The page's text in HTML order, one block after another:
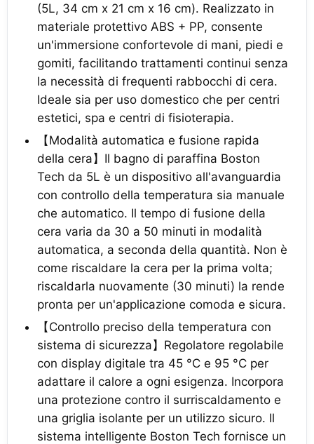
(5L, 34 cm x 21 cm x 16 cm). Realizzato in
materiale protettivo ABS + PP, consente
un'immersione confortevole di mani, piedi e
gomiti, facilitando trattamenti continui senza
la necessità di frequenti rabbocchi di cera.
Ideale sia per uso domestico che per centri
estetici, spa e centri di fisioterapia.
【Modalità automatica e fusione rapida
della cera】Il bagno di paraffina Boston
Tech da 5L è un dispositivo all'avanguardia
con controllo della temperatura sia manuale
che automatico. Il tempo di fusione della
cera varia da 30 a 50 minuti in modalità
automatica, a seconda della quantità. Non è
come riscaldare la cera per la prima volta;
riscaldarla nuovamente (30 minuti) la rende
pronta per un'applicazione comoda e sicura.
【Controllo preciso della temperatura con
sistema di sicurezza】Regolatore regolabile
con display digitale tra 45 °C e 95 °C per
adattare il calore a ogni esigenza. Incorpora
una protezione contro il surriscaldamento e
una griglia isolante per un utilizzo sicuro. Il
sistema intelligente Boston Tech fornisce un